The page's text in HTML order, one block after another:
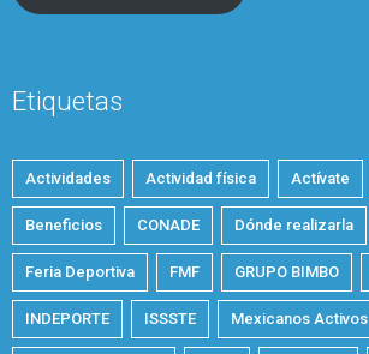
Etiquetas
Actividades Actividad física Actívate
Beneficios CONADE Dónde realizarla
Feria Deportiva FMF GRUPO BIMBO
INDEPORTE ISSSTE Mexicanos Activos